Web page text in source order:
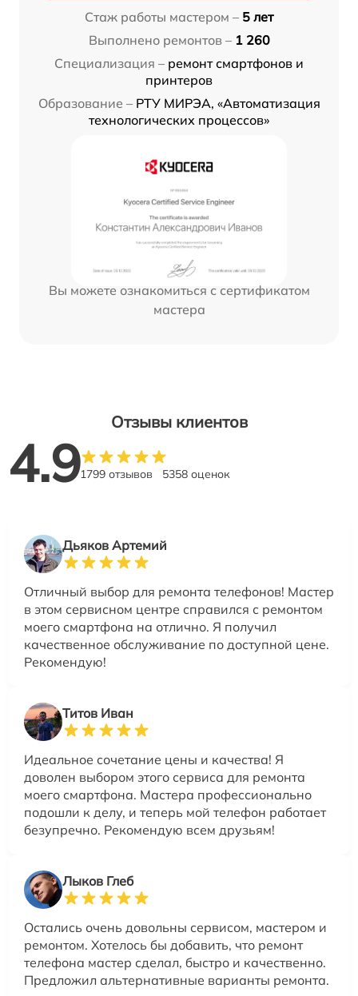
Стаж работы мастером – 5 лет
Выполнено ремонтов – 1 260
Специализация – ремонт смартфонов и
принтеров
Образование – РТУ МИРЭА, «Автоматизация
технологических процессов»
Вы можете ознакомиться с сертификатом
мастера
Отзывы клиентов
4.91799 отзывов 5358 оценок
Дьяков Артемий
Отличный выбор для ремонта телефонов! Мастер
в этом сервисном центре справился с ремонтом
моего смартфона на отлично. Я получил
качественное обслуживание по доступной цене.
Рекомендую!
Титов Иван
Идеальное сочетание цены и качества! Я
доволен выбором этого сервиса для ремонта
моего смартфона. Мастера профессионально
подошли к делу, и теперь мой телефон работает
безупречно. Рекомендую всем друзьям!
Лыков Глеб
Остались очень довольны сервисом, мастером и
ремонтом. Хотелось бы добавить, что ремонт
телефона мастер сделал, быстро и качественно.
Предложил альтернативные варианты ремонта.